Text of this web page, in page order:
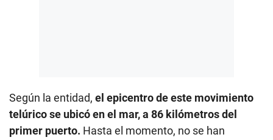
Según la entidad, el epicentro de este movimiento
telúrico se ubicó en el mar, a 86 kilómetros del
primer puerto. Hasta el momento, no se han